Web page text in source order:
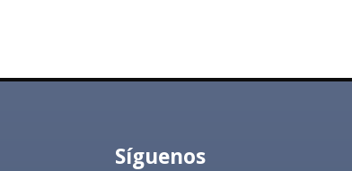
Síguenos